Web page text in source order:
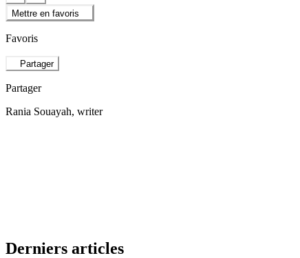
Mettre en favoris
Favoris
Partager
Partager
Rania Souayah, writer
Derniers articles